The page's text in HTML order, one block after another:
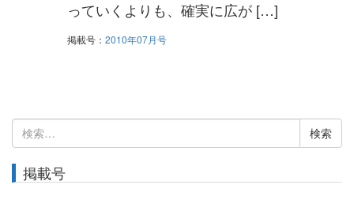
っていくよりも、確実に広が […]
掲載号： 2010年07月号
検
索:
掲載号